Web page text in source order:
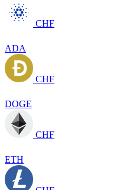
CHF
ADA
CHF
DOGE
CHF
ETH